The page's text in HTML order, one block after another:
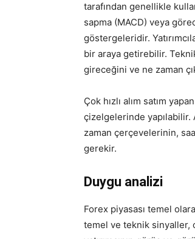
tarafından genellikle
sapma (MACD) veya
göstergeleridir.
bir araya getirebilir.
gireceğini ve ne zaman
Çok hızlı alım satım
çizelgelerinde yapılabilir.
zaman çerçevelerinin,
gerekir.
Duygu analizi
Forex piyasası temel
temel ve teknik sinyaller,